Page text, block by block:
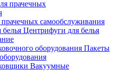
самообслуживания
Центрифуги для белья
Пакеты
Вакуумные